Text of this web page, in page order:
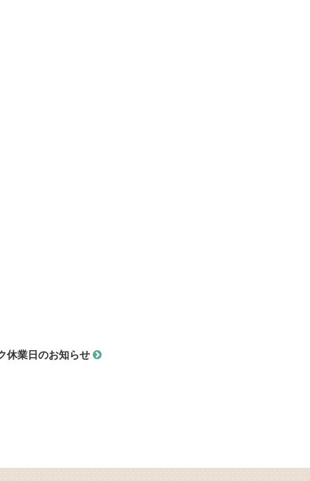
休業日のお知らせ